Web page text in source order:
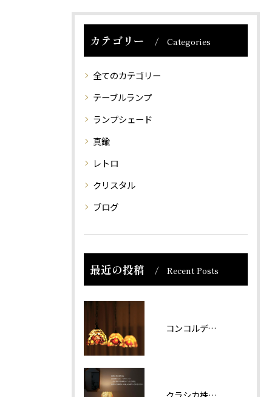
カテゴリー Categories
全てのカテゴリー
テーブルランプ
ランプシェード
真鍮
レトロ
クリスタル
ブログ
最近の投稿 Recent Posts
コンコルディア照明 販売について